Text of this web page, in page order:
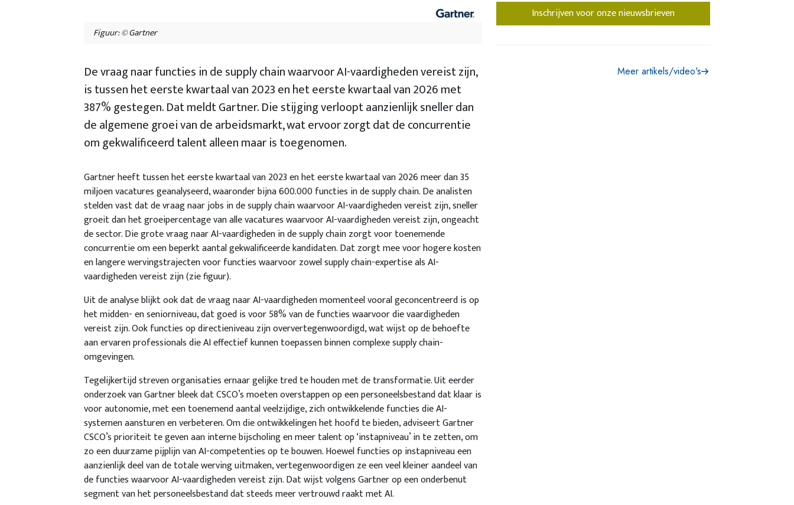
Figuur: © Gartner
De vraag naar functies in de supply chain waarvoor AI-vaardigheden vereist zijn,
is tussen het eerste kwartaal van 2023 en het eerste kwartaal van 2026 met
387% gestegen. Dat meldt Gartner. Die stijging verloopt aanzienlijk sneller dan
de algemene groei van de arbeidsmarkt, wat ervoor zorgt dat de concurrentie
om gekwalificeerd talent alleen maar is toegenomen.
Gartner heeft tussen het eerste kwartaal van 2023 en het eerste kwartaal van 2026 meer dan 35
miljoen vacatures geanalyseerd, waaronder bijna 600.000 functies in de supply chain. De analisten
stelden vast dat de vraag naar jobs in de supply chain waarvoor AI-vaardigheden vereist zijn, sneller
groeit dan het groeipercentage van alle vacatures waarvoor AI-vaardigheden vereist zijn, ongeacht
de sector. Die grote vraag naar AI-vaardigheden in de supply chain zorgt voor toenemende
concurrentie om een beperkt aantal gekwalificeerde kandidaten. Dat zorgt mee voor hogere kosten
en langere wervingstrajecten voor functies waarvoor zowel supply chain-expertise als AI-
vaardigheden vereist zijn (zie figuur).
Uit de analyse blijkt ook dat de vraag naar AI-vaardigheden momenteel vooral geconcentreerd is op
het midden- en seniorniveau, dat goed is voor 58% van de functies waarvoor die vaardigheden
vereist zijn. Ook functies op directieniveau zijn oververtegenwoordigd, wat wijst op de behoefte
aan ervaren professionals die AI effectief kunnen toepassen binnen complexe supply chain-
omgevingen.
Tegelijkertijd streven organisaties ernaar gelijke tred te houden met de transformatie. Uit eerder
onderzoek van Gartner bleek dat CSCO’s moeten overstappen op een personeelsbestand dat klaar is
voor autonomie, met een toenemend aantal veelzijdige, zich ontwikkelende functies die AI-
systemen aansturen en verbeteren. Om die ontwikkelingen het hoofd te bieden, adviseert Gartner
CSCO’s prioriteit te geven aan interne bijscholing en meer talent op ‘instapniveau’ in te zetten, om
zo een duurzame pijplijn van AI-competenties op te bouwen. Hoewel functies op instapniveau een
aanzienlijk deel van de totale werving uitmaken, vertegenwoordigen ze een veel kleiner aandeel van
de functies waarvoor AI-vaardigheden vereist zijn. Dat wijst volgens Gartner op een onderbenut
segment van het personeelsbestand dat steeds meer vertrouwd raakt met AI.
Inschrijven voor onze nieuwsbrieven
Meer artikels/video's